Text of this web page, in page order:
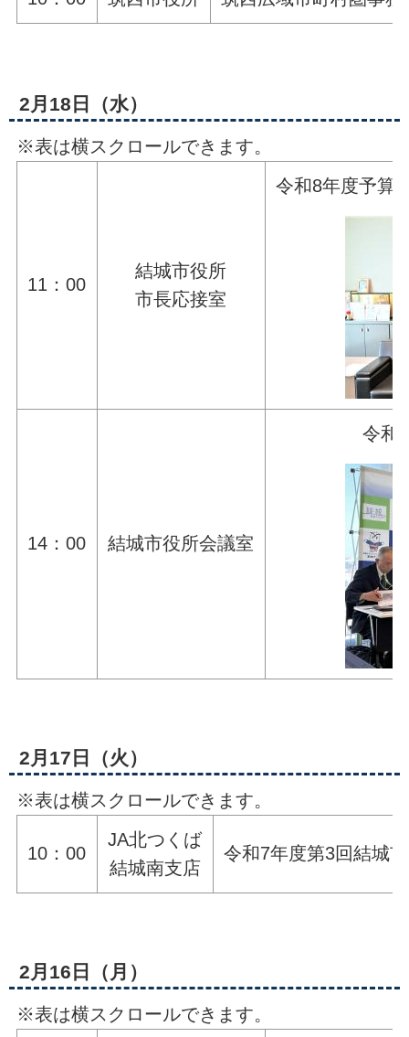
2月18日（水）
※表は横スクロールできます。
11：00
結城市役所
市長応接室
令和8年度予算
14：00 結城市役所会議室
令和
2月17日（火）
※表は横スクロールできます。
10：00
JA北つくば
結城南支店
令和7年度第3回結城
2月16日（月）
※表は横スクロールできます。